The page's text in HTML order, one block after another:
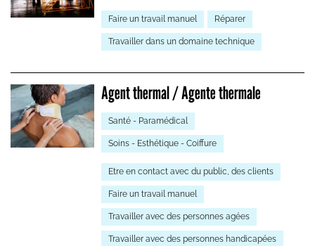
Faire un travail manuel Réparer
Travailler dans un domaine technique
Agent thermal / Agente thermale
Santé - Paramédical
Soins - Esthétique - Coiffure
Etre en contact avec du public, des clients
Faire un travail manuel
Travailler avec des personnes agées
Travailler avec des personnes handicapées